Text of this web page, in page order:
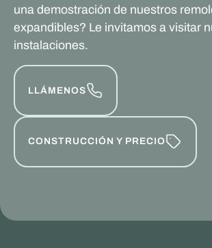
una demostración de nuestros
expandibles? Le invitamos a visitar
instalaciones.
LLÁMENOS
CONSTRUCCIÓN Y PRECIO